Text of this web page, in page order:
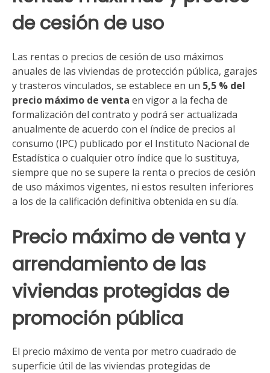
de cesión de uso
Las rentas o precios de cesión de uso máximos
anuales de las viviendas de protección pública, garajes
y trasteros vinculados, se establece en un 5,5 % del
precio máximo de venta en vigor a la fecha de
formalización del contrato y podrá ser actualizada
anualmente de acuerdo con el índice de precios al
consumo (IPC) publicado por el Instituto Nacional de
Estadística o cualquier otro índice que lo sustituya,
siempre que no se supere la renta o precios de cesión
de uso máximos vigentes, ni estos resulten inferiores
a los de la calificación definitiva obtenida en su día.
Precio máximo de venta y
arrendamiento de las
viviendas protegidas de
promoción pública
El precio máximo de venta por metro cuadrado de
superficie útil de las viviendas protegidas de